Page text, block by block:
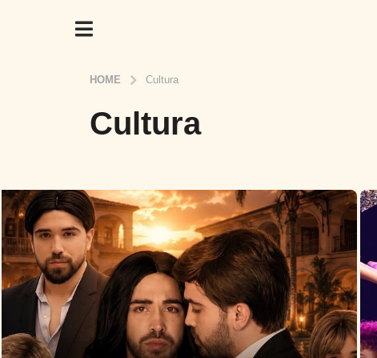
HOME Cultura
Cultura